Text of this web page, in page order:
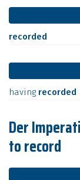
recorded
having recorded
Der
to record